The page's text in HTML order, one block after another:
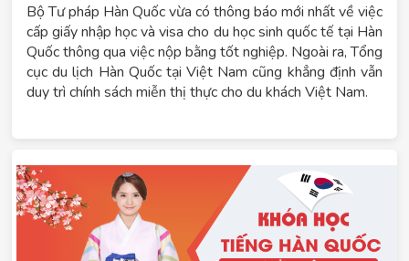
Bộ Tư pháp Hàn Quốc vừa có thông báo mới nhất về việc
cấp giấy nhập học và visa cho du học sinh quốc tế tại Hàn
Quốc thông qua việc nộp bằng tốt nghiệp. Ngoài ra, Tổng
cục du lịch Hàn Quốc tại Việt Nam cũng khẳng định vẫn
duy trì chính sách miễn thị thực cho du khách Việt Nam.